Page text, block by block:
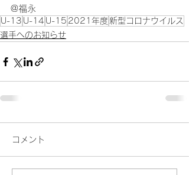
@福永
U-13 U-14 U-15 2021年度 新型コロナウイルス
選手へのお知らせ
コメント